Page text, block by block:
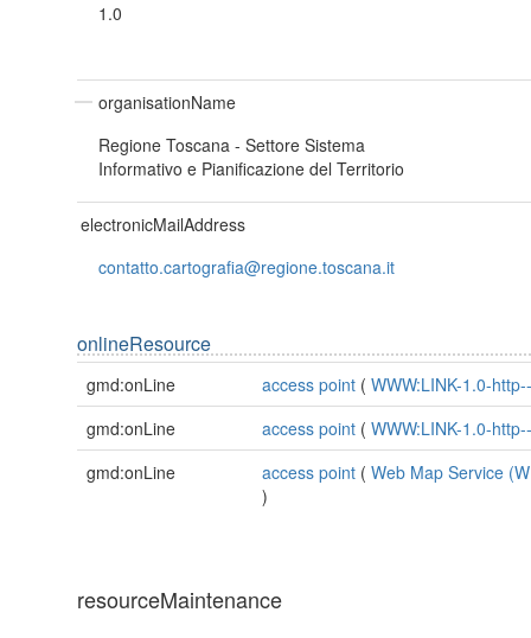
1.0
organisationName
Regione Toscana - Settore Sistema
Informativo e Pianificazione del Territorio
electronicMailAddress
contatto.cartografia@regione.toscana.it
onlineResource
gmd:onLine access point (WWW:LINK-1.0-
gmd:onLine
access point (WWW:LINK-1.0-
gmd:onLine
access point (Web Map Service
)
resourceMaintenance